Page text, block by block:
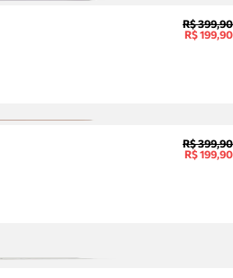
R$ 399,90
R$ 199,90
R$ 399,90
R$ 199,90